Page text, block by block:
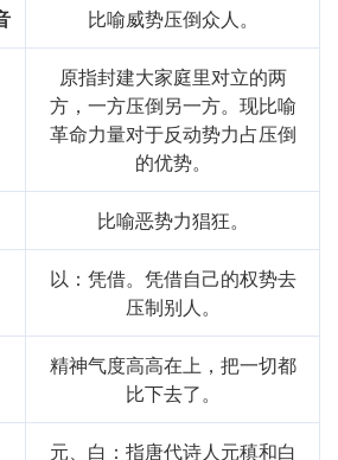
比喻威势压倒众人。
原指封建大家庭里对立的两
方，一方压倒另一方。现比喻
革命力量对于反动势力占压倒
的优势。
比喻恶势力猖狂。
以：凭借。凭借自己的权势去
压制别人。
精神气度高高在上，把一切都
比下去了。
元、白：指唐代诗人元稹和白